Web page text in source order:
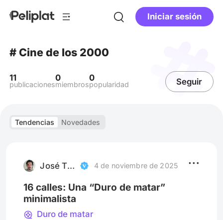
Iniciar sesión
# Cine de los 2000
11
publicaciones
0
miembros
0
popularidad Seguir
Tendencias Novedades
José Tripodero 4 de noviembre de 2025
16 calles: Una “Duro de matar”
minimalista
Duro de matar